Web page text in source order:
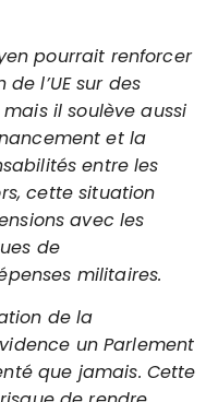
pourrait renforcer
l’UE sur des
il soulève aussi
et la
entre les
cette situation
avec les
de
militaires.
de la
un Parlement
que jamais. Cette